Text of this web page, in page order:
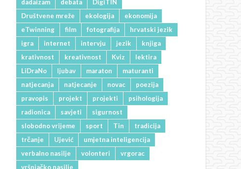
dadaizam debata
DigiTIN
Društvene mreže
ekologija
ekonomija
eTwinning
film fotografija
hrvatski jezik
igra
internet intervju jezik
knjiga
krativnost
kreativnost Kviz
lektira
LiDraNo
ljubav maraton
maturanti
natjecanja
natjecanje novac
poezija
pravopis
projekt projekti
psihologija
radionica
savjeti
sigurnost
slobodno vrijeme
sport Tin
tradicija
trčanje
Ujević
umjetna inteligencija
verbalno nasilje
volonteri
vrgorac
vršnjačko nasilje